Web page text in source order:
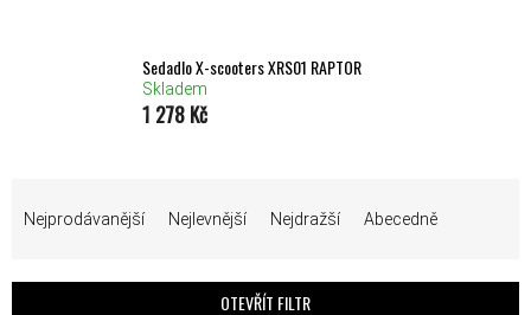
Sedadlo X-scooters XRS01 RAPTOR
Skladem
1 278 Kč
Nejprodávanější Nejlevnější Nejdražší Abecedně
OTEVŘÍT FILTR